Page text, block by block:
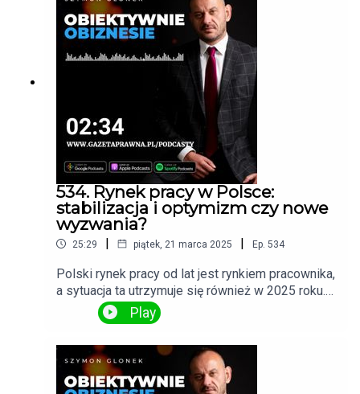
534. Rynek pracy w Polsce:
stabilizacja i optymizm czy nowe
wyzwania?
25:29 | piątek, 21 marca 2025 | Ep. 534
Polski rynek pracy od lat jest rynkiem pracownika,
a sytuacja ta utrzymuje się również w 2025 roku.
Jak zauważa Krzysztof Inglot, z Personnel
Service, mimo wielu zmian na przestrzeni lat – od
do nowej rzeczywistości. Obecnie na rynku
funkcjonuje od 1,5 do 2 mln imigrantów, co
Play